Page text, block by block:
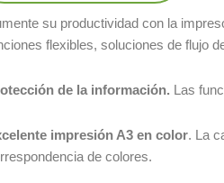
su productividad con la
flexibles, soluciones de flujo
de la información. Las
impresión A3 en color. La
de colores.